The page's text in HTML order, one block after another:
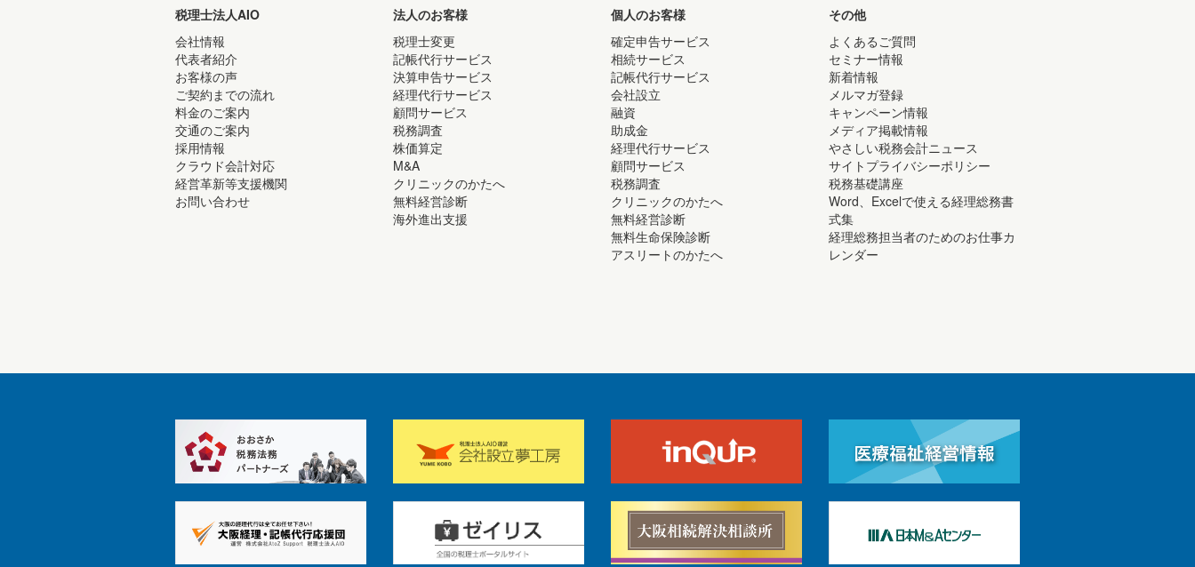
税理士法人AIO
会社情報
代表者紹介
お客様の声
ご契約までの流れ
料金のご案内
交通のご案内
採用情報
クラウド会計対応
経営革新等支援機関
お問い合わせ
法人のお客様
税理士変更
記帳代行サービス
決算申告サービス
経理代行サービス
顧問サービス
税務調査
株価算定
M&A
クリニックのかたへ
無料経営診断
海外進出支援
個人のお客様
確定申告サービス
相続サービス
記帳代行サービス
会社設立
融資
助成金
経理代行サービス
顧問サービス
税務調査
クリニックのかたへ
無料経営診断
無料生命保険診断
アスリートのかたへ
その他
よくあるご質問
セミナー情報
新着情報
メルマガ登録
キャンペーン情報
メディア掲載情報
やさしい税務会計ニュース
サイトプライバシーポリシー
税務基礎講座
Word、Excelで使える経理総務書
式集
経理総務担当者のためのお仕事カ
レンダー